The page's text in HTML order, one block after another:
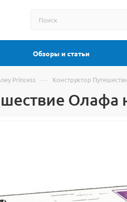
Обзоры и статьи
Princess — Конструктор
Олафа